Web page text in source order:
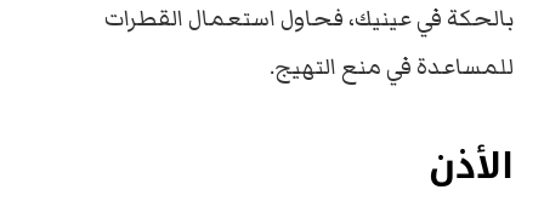
بالحكة في عينيك، فحاول استعمال القطرات
للمساعدة في منع التهيج.
الأذن